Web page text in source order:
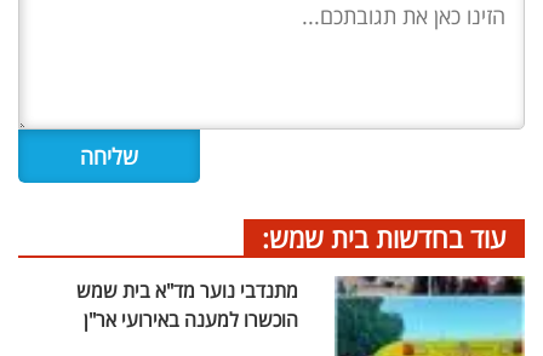
עוד בחדשות בית שמש:
מתנדבי נוער מד"א בית שמש
הוכשרו למענה באירועי אר"ן